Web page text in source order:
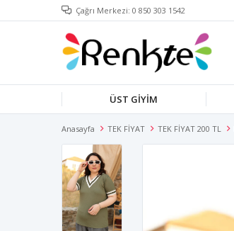
Çağrı Merkezi: 0 850 303 1542
ÜST GİYİM
Anasayfa TEK FİYAT TEK FİYAT 200 TL